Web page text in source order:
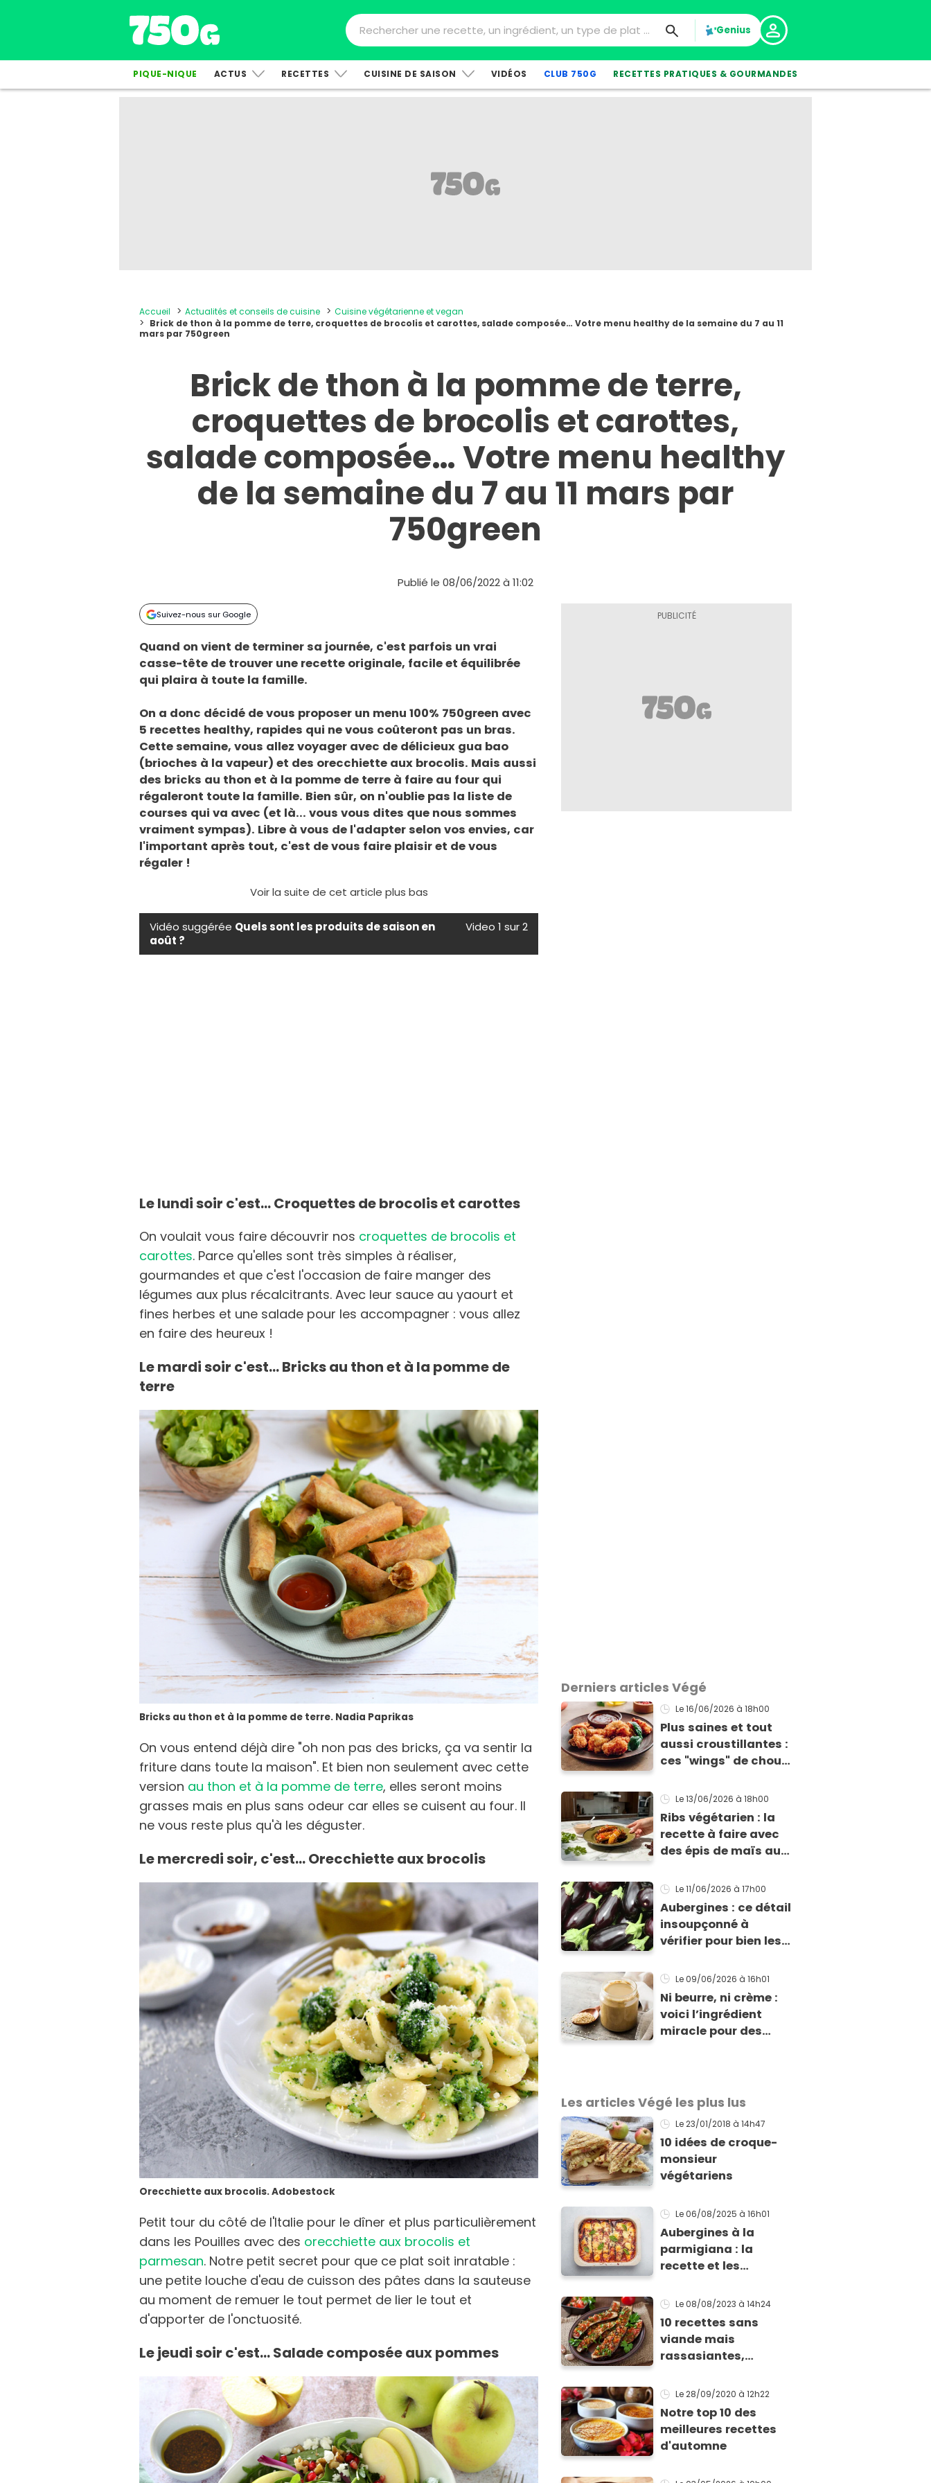
Genius
PIQUE-NIQUE ACTUS RECETTES CUISINE DE SAISON VIDÉOS CLUB 750G RECETTES PRATIQUES & GOURMANDES
Accueil Actualités et conseils de cuisine
Cuisine végétarienne et vegan
Brick de thon à la pomme de terre, croquettes de brocolis et carottes, salade composée… Votre menu healthy de la semaine du 7 au 11
mars par 750green
Brick de thon à la pomme de terre,
croquettes de brocolis et carottes,
salade composée… Votre menu healthy
de la semaine du 7 au 11 mars par
750green
Publié le 08/06/2022 à 11:02
Suivez-nous sur Google
Quand on vient de terminer sa journée, c'est parfois un vrai
casse-tête de trouver une recette originale, facile et équilibrée
qui plaira à toute la famille.
On a donc décidé de vous proposer un menu 100% 750green avec
5 recettes healthy, rapides qui ne vous coûteront pas un bras.
Cette semaine, vous allez voyager avec de délicieux gua bao
(brioches à la vapeur) et des orecchiette aux brocolis. Mais aussi
des bricks au thon et à la pomme de terre à faire au four qui
régaleront toute la famille. Bien sûr, on n'oublie pas la liste de
courses qui va avec (et là... vous vous dites que nous sommes
vraiment sympas). Libre à vous de l'adapter selon vos envies, car
l'important après tout, c'est de vous faire plaisir et de vous
régaler !
Voir la suite de cet article plus bas
Vidéo suggérée Quels sont les produits de saison en
août ?
Video 1 sur 2
Le lundi soir c'est... Croquettes de brocolis et carottes
On voulait vous faire découvrir nos croquettes de brocolis et
carottes. Parce qu'elles sont très simples à réaliser,
gourmandes et que c'est l'occasion de faire manger des
légumes aux plus récalcitrants. Avec leur sauce au yaourt et
fines herbes et une salade pour les accompagner : vous allez
en faire des heureux !
Le mardi soir c'est... Bricks au thon et à la pomme de
terre
Bricks au thon et à la pomme de terre. Nadia Paprikas
On vous entend déjà dire "oh non pas des bricks, ça va sentir la
friture dans toute la maison". Et bien non seulement avec cette
version au thon et à la pomme de terre, elles seront moins
grasses mais en plus sans odeur car elles se cuisent au four. Il
ne vous reste plus qu'à les déguster.
Le mercredi soir, c'est... Orecchiette aux brocolis
Orecchiette aux brocolis. Adobestock
Petit tour du côté de l'Italie pour le dîner et plus particulièrement
dans les Pouilles avec des orecchiette aux brocolis et
parmesan. Notre petit secret pour que ce plat soit inratable :
une petite louche d'eau de cuisson des pâtes dans la sauteuse
au moment de remuer le tout permet de lier le tout et
d'apporter de l'onctuosité.
Le jeudi soir c'est... Salade composée aux pommes
Derniers articles Végé
Le 16/06/2026 à 18h00
Plus saines et tout
aussi croustillantes :
ces "wings" de chou-
stars de vos apéros
d'été
Le 13/06/2026 à 18h00
Ribs végétarien : la
recette à faire avec
des épis de maïs au
Le 11/06/2026 à 17h00
Aubergines : ce détail
insoupçonné à
vérifier pour bien les
de votre recette
Le 09/06/2026 à 16h01
Ni beurre, ni crème :
voici l’ingrédient
miracle pour des
et des desserts
bluffants
Les articles Végé les plus lus
Le 23/01/2018 à 14h47
10 idées de croque-
monsieur
végétariens
Le 06/08/2025 à 16h01
Aubergines à la
parmigiana : la
recette et les
ce grand classique
italien
Le 08/08/2023 à 14h24
10 recettes sans
viande mais
rassasiantes,
Le 28/09/2020 à 12h22
Notre top 10 des
meilleures recettes
d'automne